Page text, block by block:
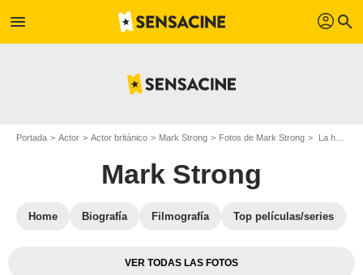
menu profil search
Portada Actor Actor británico Mark Strong Fotos de Mark Strong La hora del silencio : Foto Mark Strong
Mark Strong
Home Biografía Filmografía Top películas/series
VER TODAS LAS FOTOS